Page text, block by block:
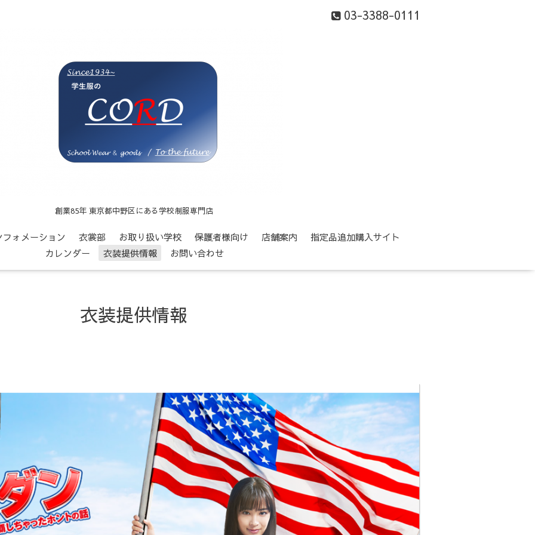
03-3388-0111
創業85年 東京都中野区にある学校制服専門店
フォメーション 衣裳部 お取り扱い学校 保護者様向け 店舗案内
指定品追加購入サイト
カレンダー
衣装提供情報 お問い合わせ
衣装提供情報